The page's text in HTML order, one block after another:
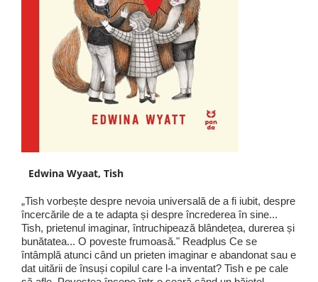
Edwina Wyaat, Tish
„Tish vorbește despre nevoia universală de a fi iubit, despre
încercările de a te adapta și despre încrederea în sine...
Tish, prietenul imaginar, întruchipează blândețea, durerea și
bunătatea... O poveste frumoasă." Readplus Ce se
întâmplă atunci când un prieten imaginar e abandonat sau e
dat uitării de însuși copilul care l-a inventat? Tish e pe cale